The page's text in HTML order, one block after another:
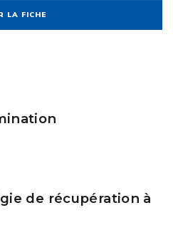
LA FICHE
de récupération à